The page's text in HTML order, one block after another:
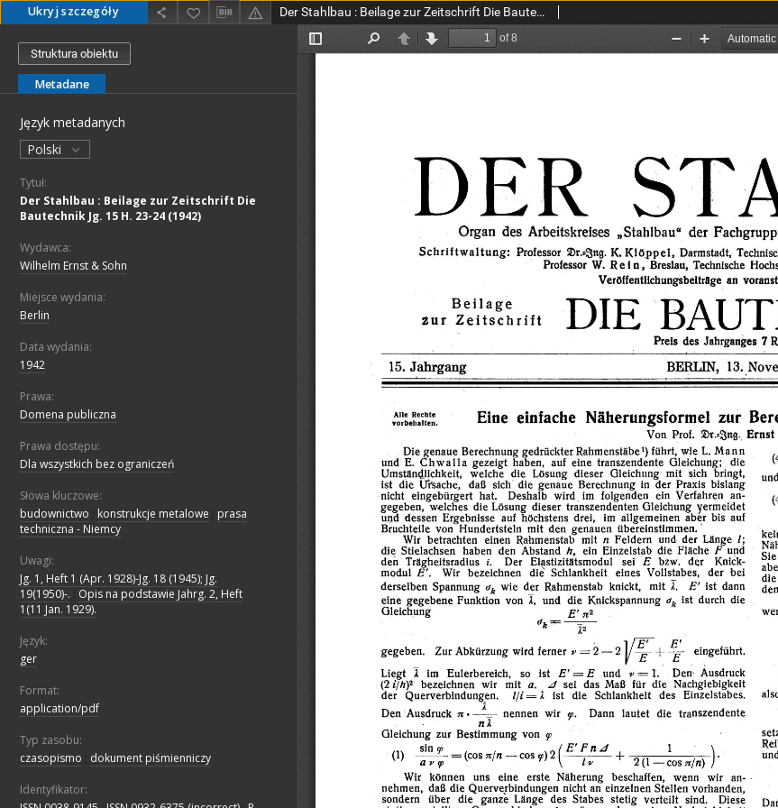
Ukryj szczegóły Der Stahlbau : Beilage zur Zeitschrift Die Bautechnik Jg. 15 H. 23-24 (1942)
Struktura obiektu
Metadane
Język metadanych
Polski
Tytuł:
Der Stahlbau : Beilage zur Zeitschrift Die
Bautechnik Jg. 15 H. 23-24 (1942)
Wydawca:
Wilhelm Ernst & Sohn
Miejsce wydania:
Berlin
Data wydania:
1942
Prawa:
Domena publiczna
Prawa dostępu:
Dla wszystkich bez ograniczeń
Słowa kluczowe:
budownictwo
konstrukcje metalowe
prasa
techniczna - Niemcy
Uwagi:
Jg. 1, Heft 1 (Apr. 1928)-Jg. 18 (1945); Jg.
19(1950)-.
Opis na podstawie Jahrg. 2, Heft
1(11 Jan. 1929).
Język:
ger
Format:
application/pdf
Typ zasobu:
czasopismo
dokument piśmienniczy
Identyfikator: